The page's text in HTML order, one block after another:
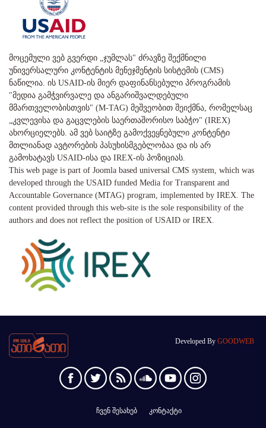
მოცემული ვებ გვერდი „ჯუმლას" ძრავზე შექმნილი
უნივერსალური კონტენტის მენეჯმენტის სისტემის (CMS)
ნაწილია. ის USAID-ის მიერ დაფინანსებული პროგრამის
"მედია გამჭვირვალე და ანგარიშვალდებული
მმართველობისთვის" (M-TAG) მეშვეობით შეიქმნა, რომელსაც
„კვლევისა და გაცვლების საერთაშორისო საბჭო" (IREX)
ახორციელებს. ამ ვებ საიტზე გამოქვეყნებული კონტენტი
მთლიანად ავტორების პასუხისმგებლობაა და ის არ
გამოხატავს USAID-ისა და IREX-ის პოზიციას.
This web page is part of Joomla based universal CMS system, which was
developed through the USAID funded Media for Transparent and
Accountable Governance (MTAG) program, implemented by IREX. The
content provided through this web-site is the sole responsibility of the
authors and does not reflect the position of USAID or IREX.
Developed By GOODWEB
ჩვენ შესახებ კონტაქტი